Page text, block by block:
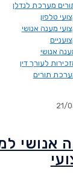
מערכת לנדלן
טלפון
מענה אנושי
אנושי
לעורך דין
תורים
21/
אנושי